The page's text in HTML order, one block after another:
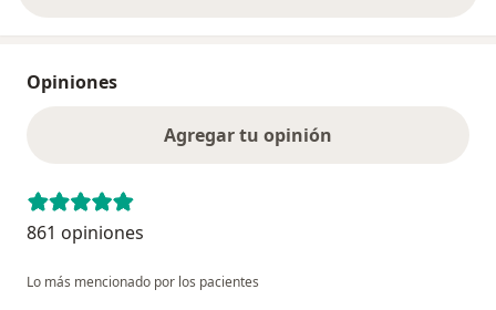
Opiniones
Agregar tu opinión
861 opiniones
Lo más mencionado por los pacientes